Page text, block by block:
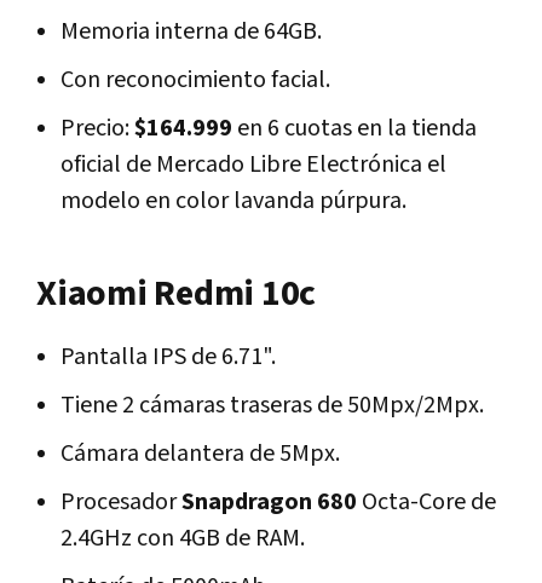
Memoria interna de 64GB.
Con reconocimiento facial.
Precio:$164.999 en 6 cuotas en la tienda
oficial de Mercado Libre Electrónica el
modelo en color lavanda púrpura.
Xiaomi Redmi 10c
Pantalla IPS de 6.71".
Tiene 2 cámaras traseras de 50Mpx/2Mpx.
Cámara delantera de 5Mpx.
ProcesadorSnapdragon 680 Octa-Core de
2.4GHz con 4GB de RAM.